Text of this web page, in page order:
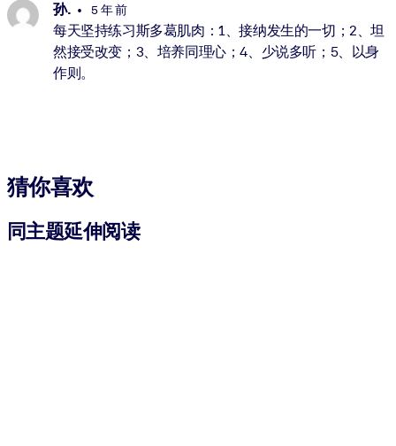
孙. 5 年 前
每天坚持练习斯多葛肌肉：1、接纳发生的一切；2、坦
然接受改变；3、培养同理心；4、少说多听；5、以身
作则。
猜你喜欢
同主题延伸阅读